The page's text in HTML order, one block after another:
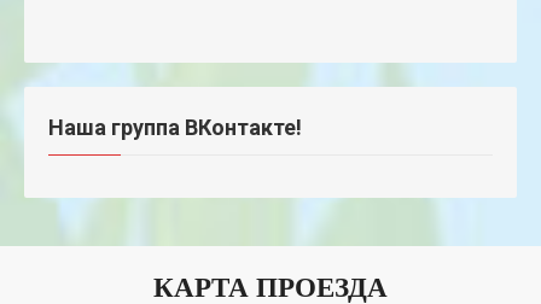
Наша группа ВКонтакте!
КАРТА ПРОЕЗДА